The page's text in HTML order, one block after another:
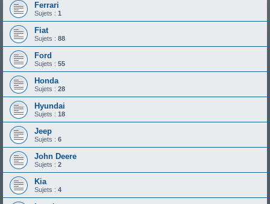
Ferrari
Sujets : 1
Fiat
Sujets : 88
Ford
Sujets : 55
Honda
Sujets : 28
Hyundai
Sujets : 18
Jeep
Sujets : 6
John Deere
Sujets : 2
Kia
Sujets : 4